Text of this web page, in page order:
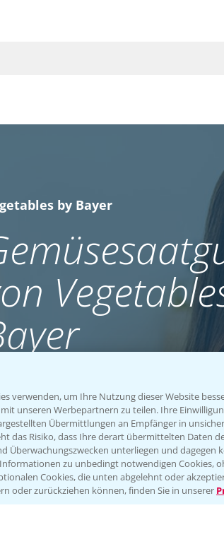
by Bayer
BESUCHEN
verwenden, um Ihre Nutzung dieser Website
unseren Werbepartnern zu teilen. Ihre
Übermittlungen an Empfänger in
das Risiko, dass Ihre derart übermittelten Daten
Überwachungszwecken unterliegen und dagegen
zu unbedingt notwendigen Cookies,
Cookies, die unten abgelehnt oder
oder zurückziehen können, finden Sie in unserer